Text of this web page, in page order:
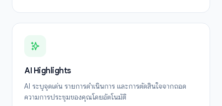
AI Highlights
AI ระบุจุดเด่น รายการดำเนินการ และการตัดสินใจจากถอด
ความการประชุมของคุณโดยอัตโนมัติ